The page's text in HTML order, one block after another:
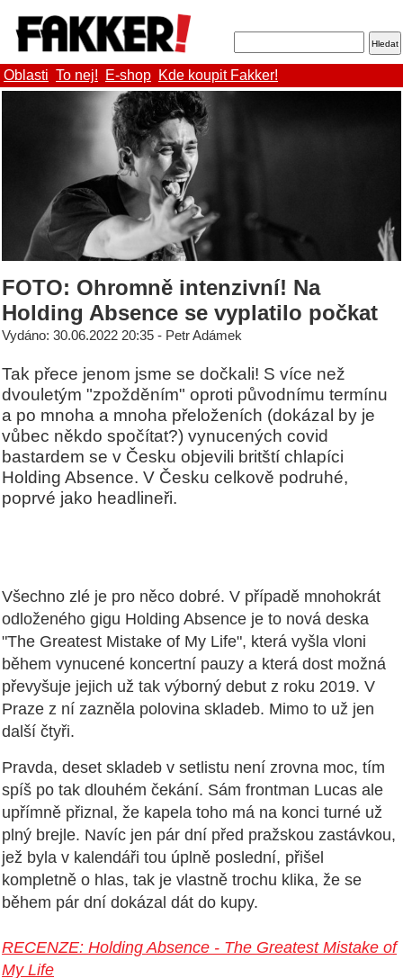
Oblasti To nej! E-shop Kde koupit Fakker!
FOTO: Ohromně intenzivní! Na
Holding Absence se vyplatilo počkat
Vydáno: 30.06.2022 20:35 - Petr Adámek
Tak přece jenom jsme se dočkali! S více než
dvouletým "zpožděním" oproti původnímu termínu
a po mnoha a mnoha přeloženích (dokázal by je
vůbec někdo spočítat?) vynucených covid
bastardem se v Česku objevili britští chlapíci
Holding Absence. V Česku celkově podruhé,
poprvé jako headlineři.
Všechno zlé je pro něco dobré. V případě mnohokrát
odloženého gigu Holding Absence je to nová deska
"The Greatest Mistake of My Life", která vyšla vloni
během vynucené koncertní pauzy a která dost možná
převyšuje jejich už tak výborný debut z roku 2019. V
Praze z ní zazněla polovina skladeb. Mimo to už jen
další čtyři.
Pravda, deset skladeb v setlistu není zrovna moc, tím
spíš po tak dlouhém čekání. Sám frontman Lucas ale
upřímně přiznal, že kapela toho má na konci turné už
plný brejle. Navíc jen pár dní před pražskou zastávkou,
jež byla v kalendáři tou úplně poslední, přišel
kompletně o hlas, tak je vlastně trochu klika, že se
během pár dní dokázal dát do kupy.
RECENZE: Holding Absence - The Greatest Mistake of
My Life